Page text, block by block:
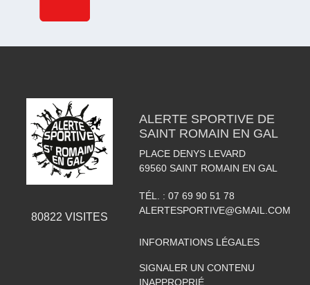
80822 VISITES
ALERTE SPORTIVE DE
SAINT ROMAIN EN GAL
PLACE DENYS LEVARD
69560 SAINT ROMAIN EN GAL
TÉL. : 07 69 90 51 78
ALERTESPORTIVE@GMAIL.COM
INFORMATIONS LÉGALES
SIGNALER UN CONTENU
INAPPROPRIÉ